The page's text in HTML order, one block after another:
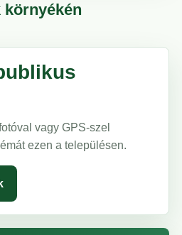
környékén
vagy GPS-szel
ezen a településen.